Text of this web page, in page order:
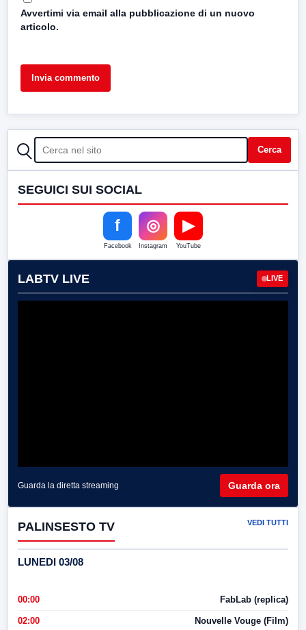
Avvertimi via email alla pubblicazione di un nuovo
articolo.
CERCA Cerca
SEGUICI SUI SOCIAL
f
Facebook
◎
Instagram
▶
YouTube
LABTV LIVE LIVE
Guarda la diretta streaming Guarda ora
PALINSESTO TV VEDI TUTTI
LUNEDI 03/08
00:00 FabLab (replica)
02:00 Nouvelle Vouge (Film)